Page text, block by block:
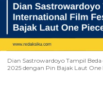
Dian Sastrowardoyo Tampil
2025 dengan Pin Bajak Laut One